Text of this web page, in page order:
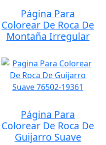
Página Para
Colorear De Roca De
Montaña Irregular
Página Para
Colorear De Roca De
Guijarro Suave